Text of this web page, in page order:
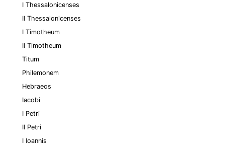
I Thessalonicenses
II Thessalonicenses
I Timotheum
II Timotheum
Titum
Philemonem
Hebraeos
Iacobi
I Petri
II Petri
I Ioannis